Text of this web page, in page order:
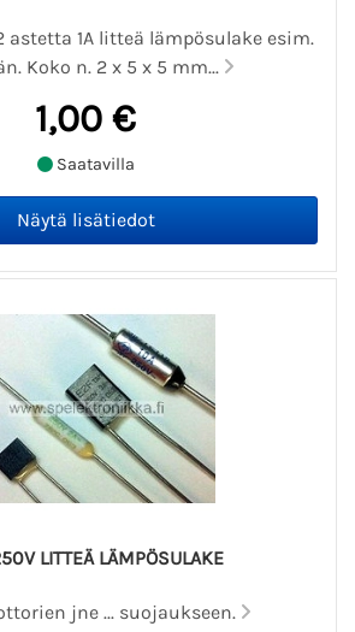
astetta 1A litteä lämpösulake esim.
Koko n. 2 x 5 x 5 mm...
1,00 €
Saatavilla
LITTEÄ LÄMPÖSULAKE
jne ... suojaukseen.